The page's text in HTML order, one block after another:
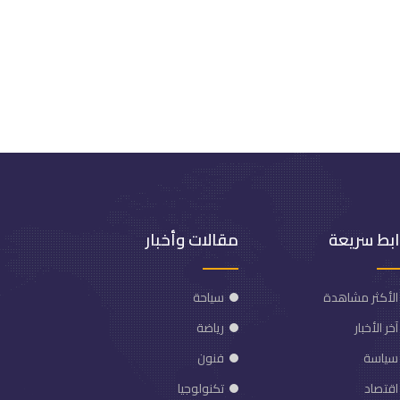
سريعة
الأكثر مشاهدة
آخر الأخبار
سياسة
اقتصاد
مقالات وأخبار
سياحة
رياضة
فنون
تكنولوجيا